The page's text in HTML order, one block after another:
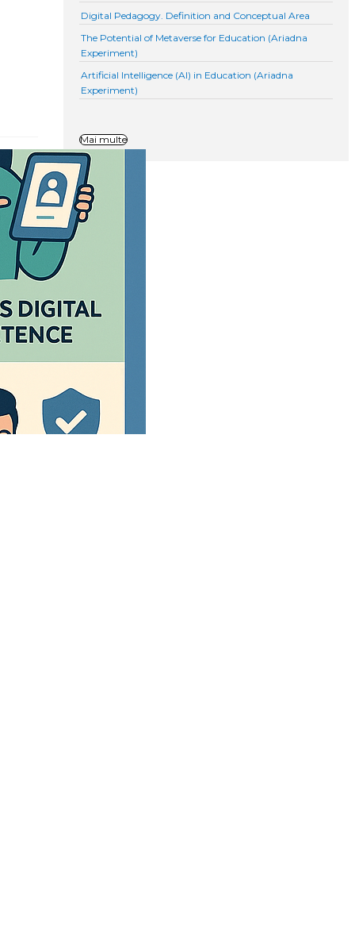
Digital Pedagogy. Definition and Conceptual Area
The Potential of Metaverse for Education (Ariadna
Experiment)
Artificial Intelligence (AI) in Education (Ariadna
Experiment)
Mai multe